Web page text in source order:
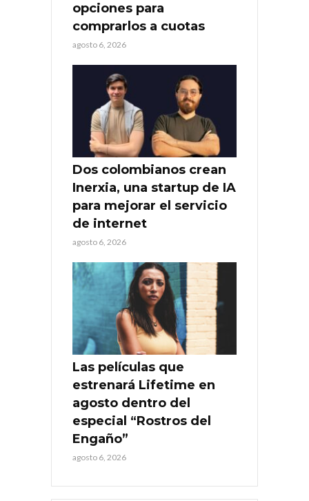
opciones para
comprarlos a cuotas
agosto 6, 2026
Dos colombianos crean
Inerxia, una startup de IA
para mejorar el servicio
de internet
agosto 6, 2026
Las películas que
estrenará Lifetime en
agosto dentro del
especial “Rostros del
Engaño”
agosto 6, 2026